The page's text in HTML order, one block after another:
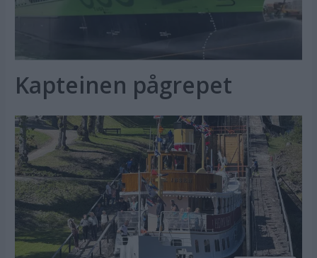
Kapteinen pågrepet